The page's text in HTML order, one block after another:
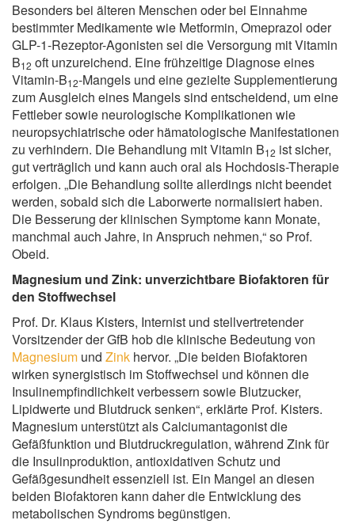
Besonders bei älteren Menschen oder bei Einnahme
bestimmter Medikamente wie Metformin, Omeprazol oder
GLP-1-Rezeptor-Agonisten sei die Versorgung mit Vitamin
B12 oft unzureichend. Eine frühzeitige Diagnose eines
Vitamin-B12-Mangels und eine gezielte Supplementierung
zum Ausgleich eines Mangels sind entscheidend, um eine
Fettleber sowie neurologische Komplikationen wie
neuropsychiatrische oder hämatologische Manifestationen
zu verhindern. Die Behandlung mit Vitamin B12 ist sicher,
gut verträglich und kann auch oral als Hochdosis-Therapie
erfolgen. „Die Behandlung sollte allerdings nicht beendet
werden, sobald sich die Laborwerte normalisiert haben.
Die Besserung der klinischen Symptome kann Monate,
manchmal auch Jahre, in Anspruch nehmen,“ so Prof.
Obeid.
Magnesium und Zink: unverzichtbare Biofaktoren für
den Stoffwechsel
Prof. Dr. Klaus Kisters, Internist und stellvertretender
Vorsitzender der GfB hob die klinische Bedeutung von
Magnesium und Zink hervor. „Die beiden Biofaktoren
wirken synergistisch im Stoffwechsel und können die
Insulinempfindlichkeit verbessern sowie Blutzucker,
Lipidwerte und Blutdruck senken“, erklärte Prof. Kisters.
Magnesium unterstützt als Calciumantagonist die
Gefäßfunktion und Blutdruckregulation, während Zink für
die Insulinproduktion, antioxidativen Schutz und
Gefäßgesundheit essenziell ist. Ein Mangel an diesen
beiden Biofaktoren kann daher die Entwicklung des
metabolischen Syndroms begünstigen.